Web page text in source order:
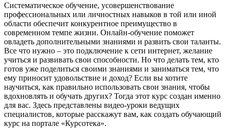
Систематическое обучение, усовершенствование
профессиональных или личностных навыков в той или иной
области обеспечит конкурентное преимущество в
современном темпе жизни. Онлайн-обучение поможет
овладеть дополнительными знаниями и развить свои таланты.
Все что нужно – это подключение к сети интернет, желание
учиться и развивать свои способности. Но что делать тем, кто
готов уже поделиться своими знаниями и заниматься тем, что
ему приносит удовольствие и доход? Если вы хотите
научиться, как правильно использовать свои знания, чтобы
вдохновлять и обучать других? Тогда этот курс создан именно
для вас. Здесь представлены видео-уроки ведущих
специалистов, которые расскажут вам, как создать обучающий
курс на портале «Курсотека».